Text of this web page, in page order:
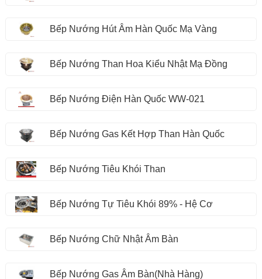
Bếp Nướng Hút Âm Hàn Quốc Mạ Vàng
Bếp Nướng Than Hoa Kiểu Nhật Mạ Đồng
Bếp Nướng Điện Hàn Quốc WW-021
Bếp Nướng Gas Kết Hợp Than Hàn Quốc
Bếp Nướng Tiêu Khói Than
Bếp Nướng Tự Tiêu Khói 89% - Hệ Cơ
Bếp Nướng Chữ Nhật Âm Bàn
Bếp Nướng Gas Âm Bàn(Nhà Hàng)